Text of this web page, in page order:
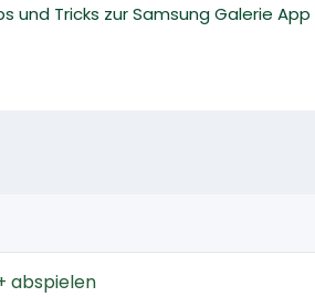
und Tricks zur Samsung Galerie
abspielen